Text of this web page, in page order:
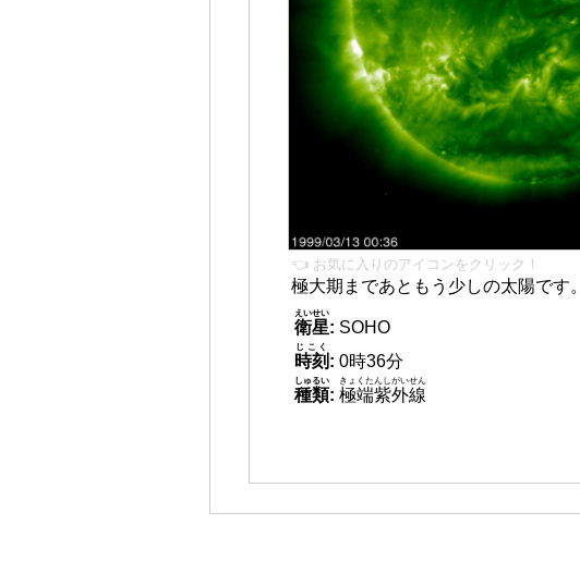
👈 お気に入りのアイコンをクリック！
極大期まであともう少しの太陽です。
衛星
えいせい
: SOHO
時刻
じこく
: 0時36分
種類
しゅるい
: 極端紫外線
きょくたんしがいせん